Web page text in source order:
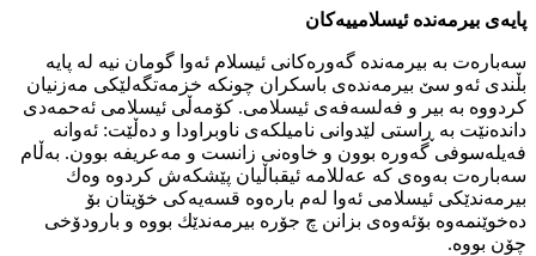
پایەی بیرمەندە ئیسلامییەكان
سەبارەت بە بیرمەندە گەورەكانی ئیسلام ئەوا گومان نیە لە پایە
بڵندی ئەو سێ بیرمەندەی باسكران چونكە خزمەتگەلێكی مەزنیان
كردووە بە بیر و فەلسەفەی ئیسلامی. كۆمەڵی ئیسلامی ئەحمەدی
داندەنێت بە ڕاستی لێدوانی نامیلكەی ناوبراودا و دەڵێت: ئەوانە
فەیلەسوفی گەورە بوون و خاوەنی زانست و مەعریفە بوون. بەڵام
سەبارەت بەوەی كە عەللامە ئیقباڵیان پێشكەش كردوە وەك
بیرمەندێكی ئیسلامی ئەوا لەم بارەوە قسەیەكی خۆیتان بۆ
دەخوێنمەوە بۆئەوەی بزانن چ جۆرە بیرمەندێك بووە و بارودۆخی
چۆن بووە.